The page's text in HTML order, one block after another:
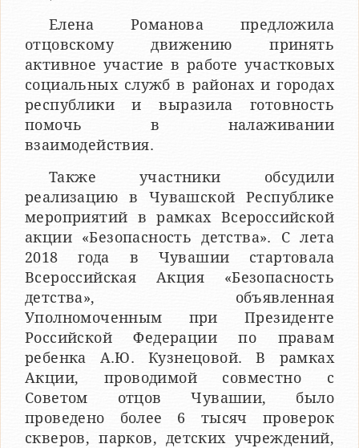
Елена Романова предложила
отцовскому движению принять
активное участие в работе участковых
социальных служб в районах и городах
республики и выразила готовность
помочь в налаживании
взаимодействия.
Также участники обсудили
реализацию в Чувашской Республике
мероприятий в рамках Всероссийской
акции «Безопасность детства». С лета
2018 года в Чувашии стартовала
Всероссийская Акция «Безопасность
детства», объявленная
Уполномоченным при Президенте
Российской Федерации по правам
ребенка А.Ю. Кузнецовой. В рамках
Акции, проводимой совместно с
Советом отцов Чувашии, было
проведено более 6 тысяч проверок
скверов, парков, детских учреждений,